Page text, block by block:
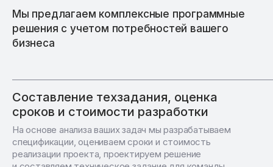
Мы предлагаем комплексные программные
решения с учетом потребностей вашего
бизнеса
Составление техзадания, оценка
сроков и стоимости разработки
На основе анализа ваших задач мы разрабатываем
спецификации, оцениваем сроки и стоимость
реализации проекта, проектируем решение